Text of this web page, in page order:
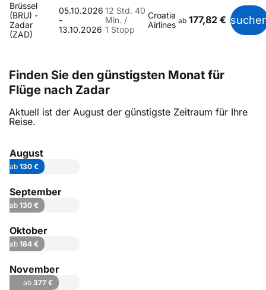
Brüssel
(BRU) -
Zadar
(ZAD)
05.10.2026
-
13.10.2026
12 Std. 40
Min. /
1 Stopp
Croatia
Airlines ab 177,82 €
Finden Sie den günstigsten Monat für
Flüge nach Zadar
Aktuell ist der August der günstigste Zeitraum für Ihre
Reise.
August
ab 130 €
September
ab 130 €
Oktober
ab 184 €
November
ab 377 €